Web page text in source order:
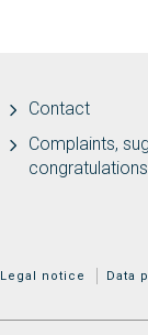
Contact
Complaints,
congratulations
MENÚ
Legal notice Data